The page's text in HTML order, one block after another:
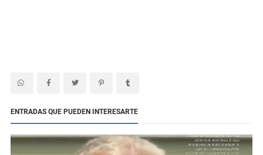
ENTRADAS QUE PUEDEN INTERESARTE